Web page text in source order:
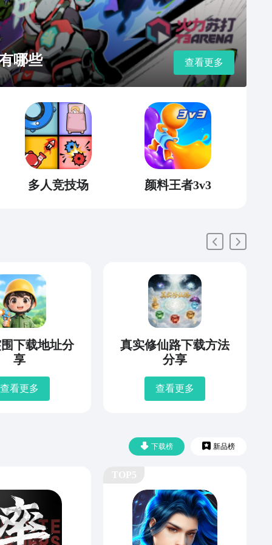
哪些 查看更多
多人竞技场 颜料王者3v3
下载地址分
享
查看更多
真实修仙路下载方法
分享
查看更多
下载榜 新品榜